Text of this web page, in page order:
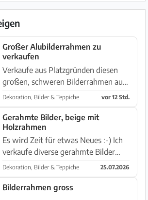
Großer Alubilderrahmen zu
verkaufen
Verkaufe aus Platzgründen diesen
großen, schweren Bilderrahmen aus
bronzefarbigem Alu . Größe: 1.25 x
0,95 m Abzuholen in llucmajor
Dekoration, Bilder & Teppiche vor 12 Std.
Gerahmte Bilder, beige mit
Holzrahmen
Es wird Zeit für etwas Neues :-) Ich
verkaufe diverse gerahmte Bilder
Rahmen Holz, echtes Glas! Größe
50x70 4 verschiedene Bilder
vorhanden Preis pro Stück,
Dekoration, Bilder & Teppiche 25.07.2026
Bilderrahmen gross